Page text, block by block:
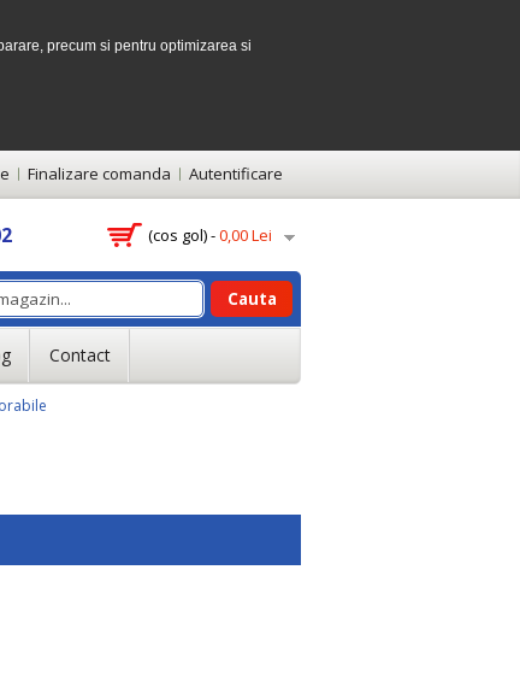
precum si pentru optimizarea si
Finalizare comanda Autentificare
(cos gol) -0,00 Lei
Cauta
Contact